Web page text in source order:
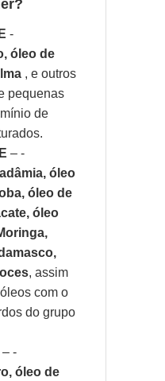
-
óleo de
, e outros
pequenas
de
– -
óleo
óleo de
óleo
, assim
com o
do grupo
– -
óleo de